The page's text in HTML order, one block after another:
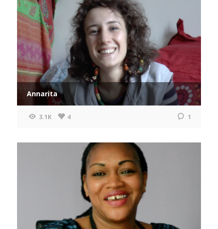
Annarita
3.1K 4 1